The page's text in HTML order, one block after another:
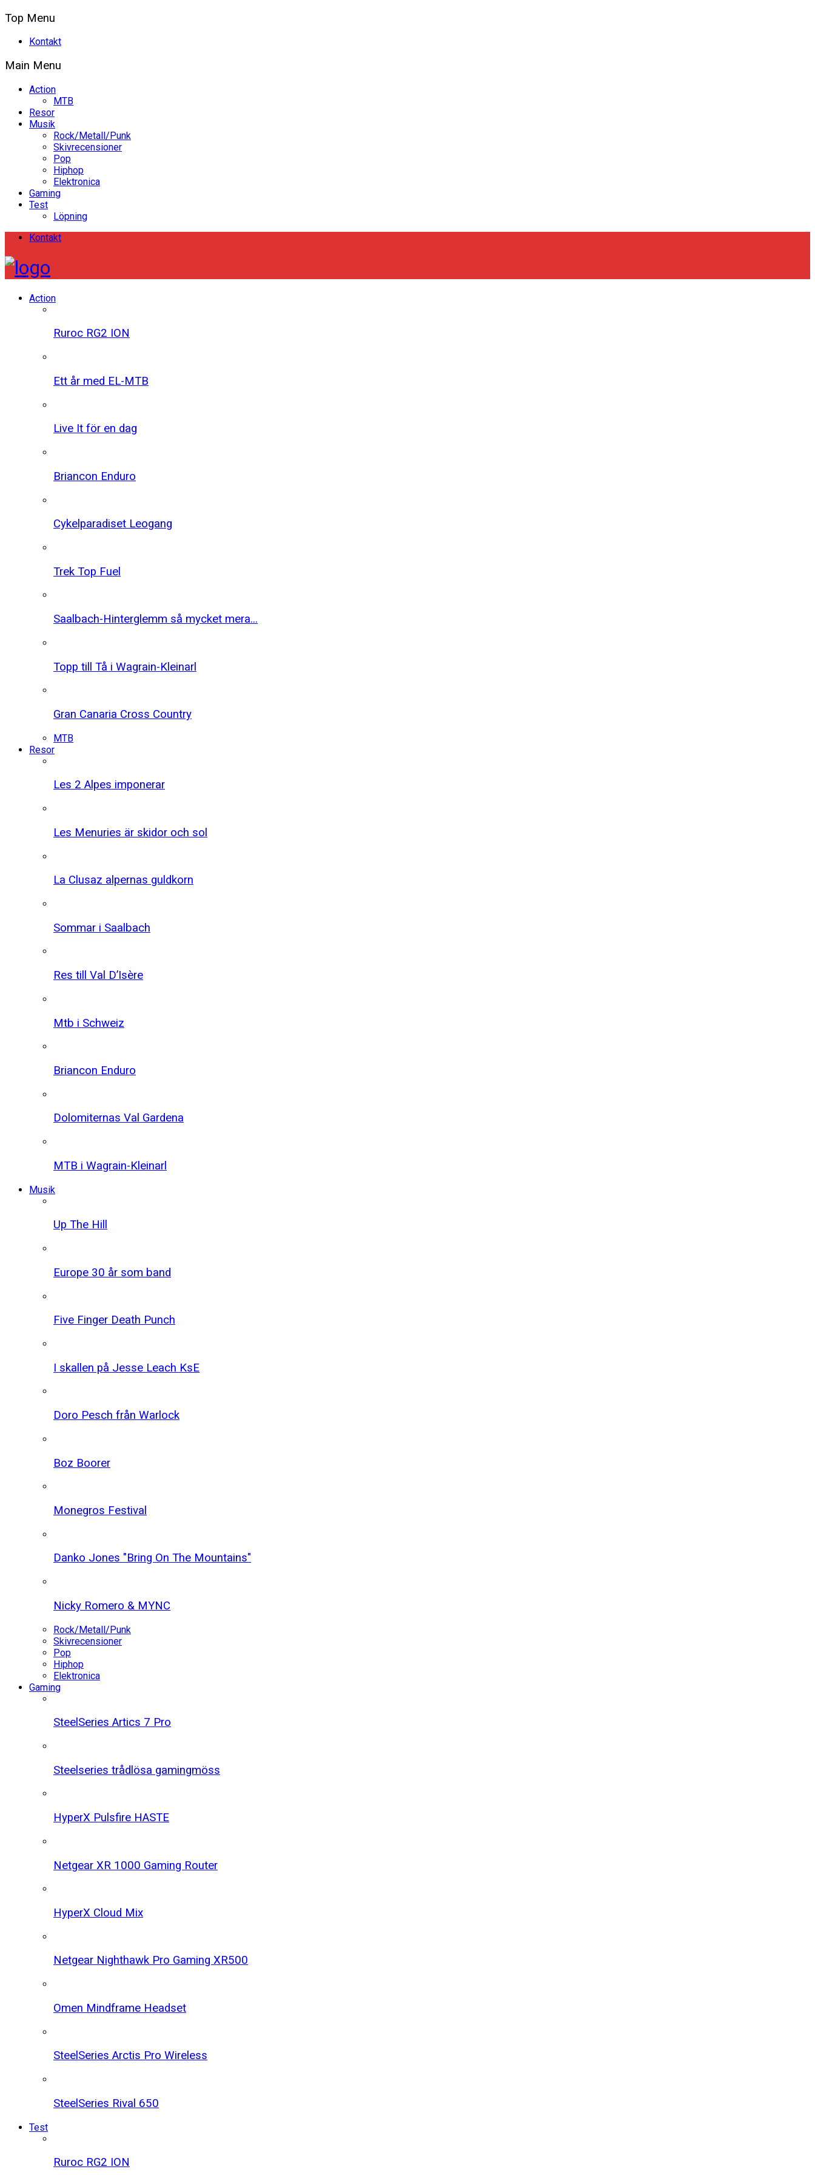
Top Menu
Kontakt
Main Menu
Action
MTB
Resor
Musik
Rock/Metall/Punk
Skivrecensioner
Pop
Hiphop
Elektronica
Gaming
Test
Löpning
Kontakt
Action
Ruroc RG2 ION
Ett år med EL-MTB
Live It för en dag
Briancon Enduro
Cykelparadiset Leogang
Trek Top Fuel
Saalbach-Hinterglemm så mycket mera...
Topp till Tå i Wagrain-Kleinarl
Gran Canaria Cross Country
MTB
Resor
Les 2 Alpes imponerar
Les Menuries är skidor och sol
La Clusaz alpernas guldkorn
Sommar i Saalbach
Res till Val D’Isère
Mtb i Schweiz
Briancon Enduro
Dolomiternas Val Gardena
MTB i Wagrain-Kleinarl
Musik
Up The Hill
Europe 30 år som band
Five Finger Death Punch
I skallen på Jesse Leach KsE
Doro Pesch från Warlock
Boz Boorer
Monegros Festival
Danko Jones "Bring On The Mountains"
Nicky Romero & MYNC
Rock/Metall/Punk
Skivrecensioner
Pop
Hiphop
Elektronica
Gaming
SteelSeries Artics 7 Pro
Steelseries trådlösa gamingmöss
HyperX Pulsfire HASTE
Netgear XR 1000 Gaming Router
HyperX Cloud Mix
Netgear Nighthawk Pro Gaming XR500
Omen Mindframe Headset
SteelSeries Arctis Pro Wireless
SteelSeries Rival 650
Test
Ruroc RG2 ION